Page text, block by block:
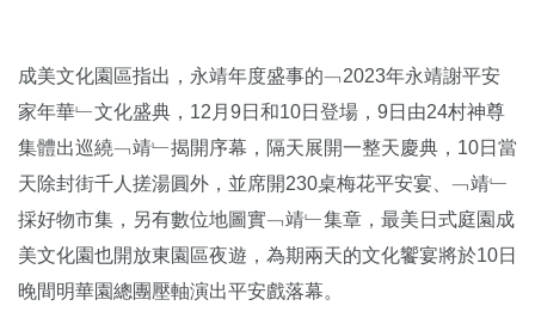
成美文化園區指出，永靖年度盛事的﹁2023年永靖謝平安
家年華﹂文化盛典，12月9日和10日登場，9日由24村神尊
集體出巡繞﹁靖﹂揭開序幕，隔天展開一整天慶典，10日當
天除封街千人搓湯圓外，並席開230桌梅花平安宴、﹁靖﹂
採好物市集，另有數位地圖實﹁靖﹂集章，最美日式庭園成
美文化園也開放東園區夜遊，為期兩天的文化饗宴將於10日
晚間明華園總團壓軸演出平安戲落幕。